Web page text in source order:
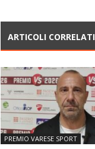
ARTICOLI CORRELATI
PREMIO VARESE SPORT